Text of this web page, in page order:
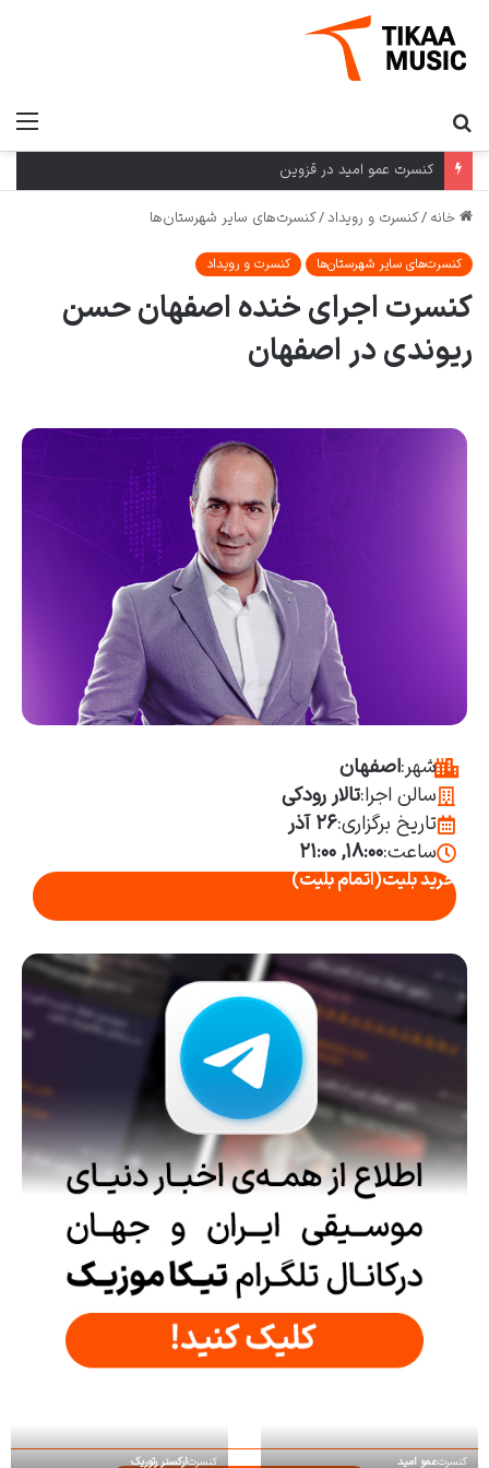
کنسرت عمو امید در قزوین
خانه /کنسرت و رویداد/کنسرت‌های سایر شهرستان‌ها
کنسرت‌های سایر شهرستان‌ها کنسرت و رویداد
کنسرت اجرای خنده اصفهان حسن
ریوندی در اصفهان
شهر:اصفهان
سالن اجرا:تالار رودکی
تاریخ برگزاری:۲۶ آذر
ساعت:۱۸:۰۰, ۲۱:۰۰
خرید بلیت(اتمام بلیت)
کنسرتعمو امید کنسرتارکستر رتوریک